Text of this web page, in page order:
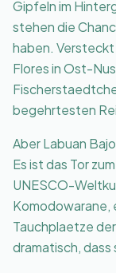
Gipfeln im
stehen die
haben.
Flores in Ost-
begehrtesten
Aber Labuan
Es ist das Tor zum
UNESCO-
Komodowarane,
Tauchplaetze
dramatisch, dass